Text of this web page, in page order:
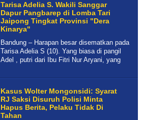
Tarisa Adelia S. Wakili Sanggar
Dapur Pangbarep di Lomba Tari
Jaipong Tingkat Provinsi "Dera
Kinarya"
Bandung – Harapan besar disematkan pada
Tarisa Adelia S (10). Yang biasa di pangil
Adel , putri dari Ibu Fitri Nur Aryani, yang
Kasus Wolter Mongonsidi: Syarat
RJ Saksi Disuruh Polisi Minta
Hapus Berita, Pelaku Tidak Di
Tahan